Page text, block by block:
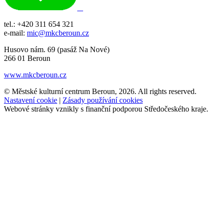
tel.: +420 311 654 321
e-mail: mic@mkcberoun.cz
Husovo nám. 69 (pasáž Na Nové)
266 01 Beroun
www.mkcberoun.cz
© Městské kulturní centrum Beroun, 2026. All rights reserved.
Nastavení cookie | Zásady používání cookies
Webové stránky vznikly s finanční podporou Středočeského kraje.